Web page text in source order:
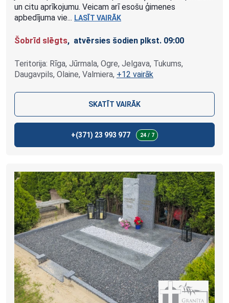
un citu aprīkojumu. Veicam arī esošu ģimenes
apbedījuma vie... LASĪT VAIRĀK
Šobrīd slēgts, atvērsies šodien plkst. 09:00
Teritorija: Rīga, Jūrmala, Ogre, Jelgava, Tukums,
Daugavpils, Olaine, Valmiera, +12 vairāk
SKATĪT VAIRĀK
+(371) 23 993 977 24 / 7